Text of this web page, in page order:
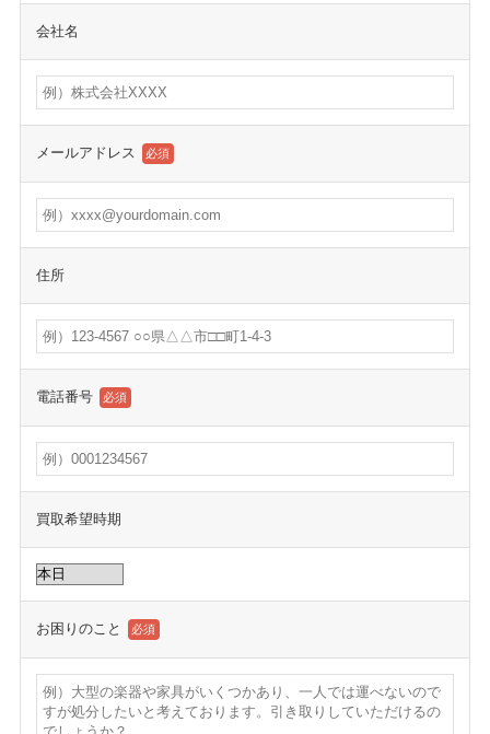
会社名
メールアドレス 必須
住所
電話番号 必須
買取希望時期
お困りのこと 必須